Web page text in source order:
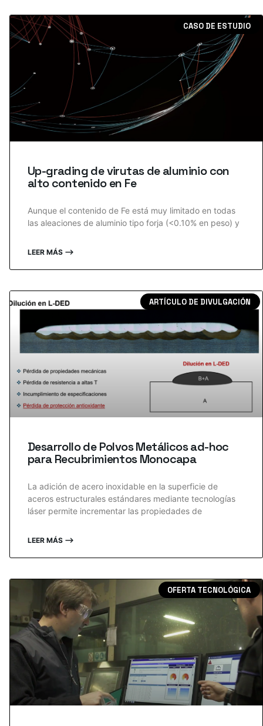
CASO DE ESTUDIO
Up-grading de virutas de aluminio con
alto contenido en Fe
Aunque el contenido de Fe está muy limitado en todas
las aleaciones de aluminio tipo forja (<0.10% en peso) y
LEER MÁS ⟶
ARTÍCULO DE DIVULGACIÓN
Desarrollo de Polvos Metálicos ad-hoc
para Recubrimientos Monocapa
La adición de acero inoxidable en la superficie de
aceros estructurales estándares mediante tecnologías
láser permite incrementar las propiedades de
LEER MÁS ⟶
OFERTA TECNOLÓGICA